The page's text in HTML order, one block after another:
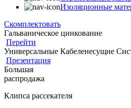
Изоляционные
Скомплектовать
Гальваническое цинкование
Перейти
Универсальные Кабеленесущие
Презентация
Большая
распродажа
Клипса рассекателя